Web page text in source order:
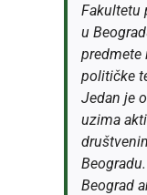
Fakultetu
u
predmete
političke
Jedan je
uzima
Beograd